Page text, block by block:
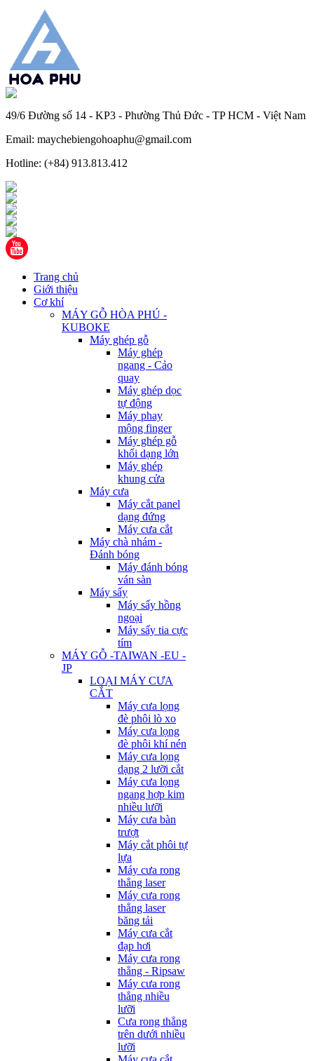
49/6 Đường số 14 - KP3 - Phường Thủ Đức - TP HCM - Việt Nam
Email: maychebiengohoaphu@gmail.com
Hotline: (+84) 913.813.412
Trang chủ
Giới thiệu
Cơ khí
MÁY GỖ HÒA PHÚ -
KUBOKE
Máy ghép gỗ
Máy ghép
ngang - Cảo
quay
Máy ghép dọc
tự động
Máy phay
mộng finger
Máy ghép gỗ
khối dạng lớn
Máy ghép
khung cửa
Máy cưa
Máy cắt panel
dạng đứng
Máy cưa cắt
Máy chà nhám -
Đánh bóng
Máy đánh bóng
ván sàn
Máy sấy
Máy sấy hồng
ngoại
Máy sấy tia cực
tím
MÁY GỖ -TAIWAN -EU -
JP
LOẠI MÁY CƯA
CẮT
Máy cưa lọng
đè phôi lò xo
Máy cưa lọng
đè phôi khí nén
Máy cưa lọng
dạng 2 lưỡi cắt
Máy cưa lọng
ngang hợp kim
nhiều lưỡi
Máy cưa bàn
trượt
Máy cắt phôi tự
lựa
Máy cưa rong
thẳng laser
Máy cưa rong
thẳng laser
băng tải
Máy cưa cắt
đạp hơi
Máy cưa rong
thẳng - Ripsaw
Máy cưa rong
thẳng nhiều
lưỡi
Cưa rong thẳng
trên dưới nhiều
lưỡi